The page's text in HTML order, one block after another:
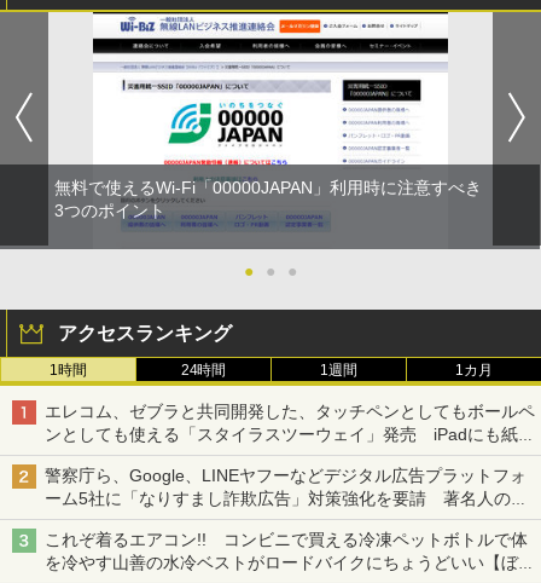
無料で使えるWi-Fi「00000JAPAN」利用時に注意すべき
3つのポイント
● ● ●
アクセスランキング
1時間 24時間 1週間 1カ月
エレコム、ゼブラと共同開発した、タッチペンとしてもボールペ
ンとしても使える「スタイラスツーウェイ」発売 iPadにも紙に
も、持ち替えずに書き込める
警察庁ら、Google、LINEヤフーなどデジタル広告プラットフォ
ーム5社に「なりすまし詐欺広告」対策強化を要請 著名人の写
真や映像を使った投資詐欺などへの対策として
これぞ着るエアコン!! コンビニで買える冷凍ペットボトルで体
を冷やす山善の水冷ベストがロードバイクにちょうどいい【ぼっ